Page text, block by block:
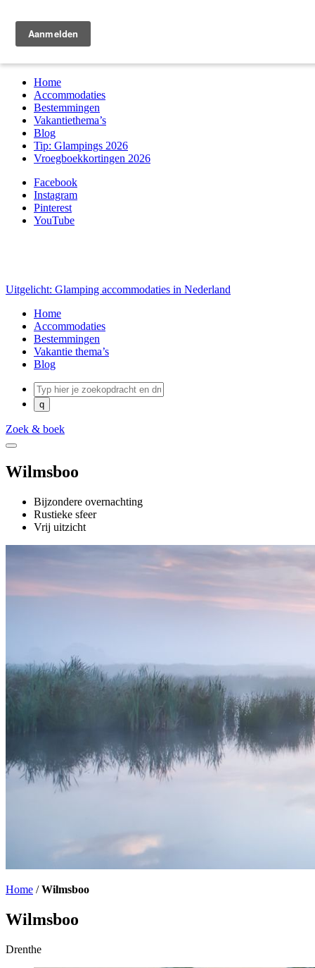
Home
Accommodaties
Bestemmingen
Vakantiethema’s
Blog
Tip: Glampings 2026
Vroegboekkortingen 2026
Facebook
Instagram
Pinterest
YouTube
Uitgelicht: Glamping accommodaties in Nederland
Home
Accommodaties
Bestemmingen
Vakantie thema’s
Blog
Zoek & boek
Wilmsboo
Bijzondere overnachting
Rustieke sfeer
Vrij uitzicht
Home /Wilmsboo
Wilmsboo
Drenthe